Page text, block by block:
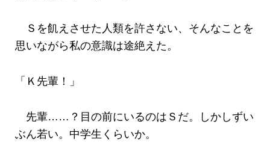
Ｓを飢えさせた人類を許さない、そんなことを
思いながら私の意識は途絶えた。
「Ｋ先輩！」
先輩……？目の前にいるのはＳだ。しかしずい
ぶん若い。中学生くらいか。